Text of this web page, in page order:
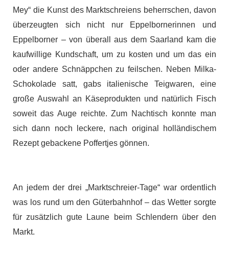
Mey“ die Kunst des Marktschreiens beherrschen, davon
überzeugten sich nicht nur Eppelbornerinnen und
Eppelborner – von überall aus dem Saarland kam die
kaufwillige Kundschaft, um zu kosten und um das ein
oder andere Schnäppchen zu feilschen. Neben Milka-
Schokolade satt, gabs italienische Teigwaren, eine
große Auswahl an Käseprodukten und natürlich Fisch
soweit das Auge reichte. Zum Nachtisch konnte man
sich dann noch leckere, nach original holländischem
Rezept gebackene Poffertjes gönnen.
An jedem der drei „Marktschreier-Tage“ war ordentlich
was los rund um den Güterbahnhof – das Wetter sorgte
für zusätzlich gute Laune beim Schlendern über den
Markt.